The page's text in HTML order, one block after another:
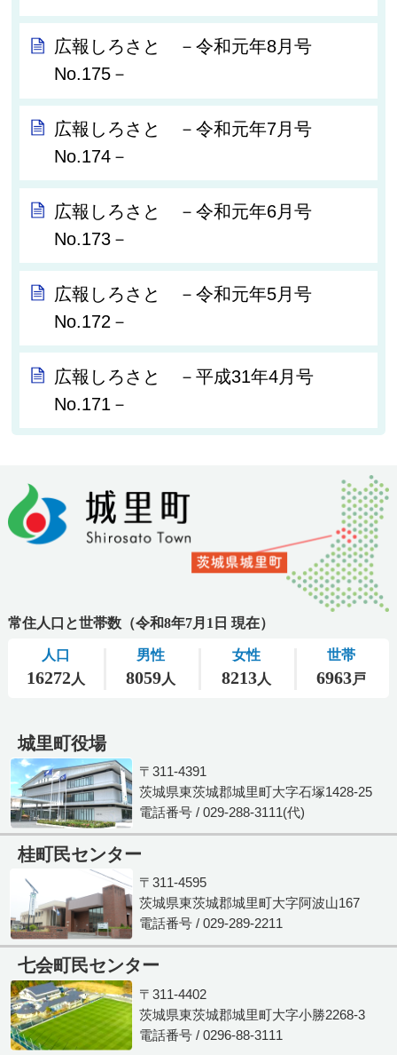
広報しろさと －令和元年8月号
No.175－
広報しろさと －令和元年7月号
No.174－
広報しろさと －令和元年6月号
No.173－
広報しろさと －令和元年5月号
No.172－
広報しろさと －平成31年4月号
No.171－
城里町役場
〒311-4391
茨城県東茨城郡城里町大字石塚1428-25
電話番号 / 029-288-3111(代)
桂町民センター
〒311-4595
茨城県東茨城郡城里町大字阿波山167
電話番号 / 029-289-2211
七会町民センター
〒311-4402
茨城県東茨城郡城里町大字小勝2268-3
電話番号 / 0296-88-3111